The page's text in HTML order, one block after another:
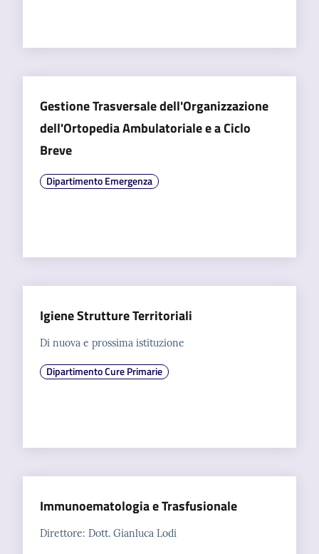
Gestione Trasversale dell'Organizzazione
dell'Ortopedia Ambulatoriale e a Ciclo
Breve
Dipartimento Emergenza
Igiene Strutture Territoriali
Di nuova e prossima istituzione
Dipartimento Cure Primarie
Immunoematologia e Trasfusionale
Direttore: Dott. Gianluca Lodi